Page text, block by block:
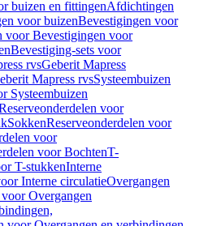
buizen en fittingenAfdichtingen
voor buizenBevestigingen voor
voor Bevestigingen voor
Bevestiging-sets voor
rvsGeberit Mapress
Mapress rvsSysteembuizen
Systeembuizen
voor
SokkenReserveonderdelen voor
voor
voor BochtenT-
T-stukkenInterne
Interne circulatieOvergangen
Overgangen